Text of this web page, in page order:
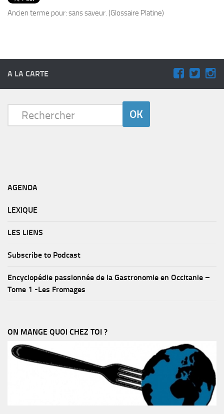
PRODUITS
Plats
Desserts
Sauces
Ancien terme pour: sans saveur. (Glossaire Platine)
A LA CARTE
AGENDA
LEXIQUE
LES LIENS
Subscribe to Podcast
Encyclopédie passionnée de la Gastronomie en Occitanie –
Tome 1 -Les Fromages
ON MANGE QUOI CHEZ TOI ?